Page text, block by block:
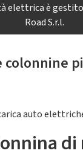
elettrica è
Road S.r.l.
colonnine
auto